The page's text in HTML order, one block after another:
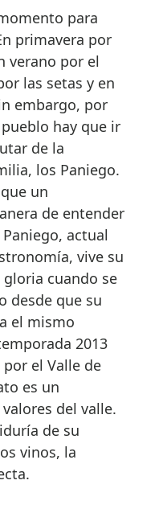
primavera por
verano por el
las setas y en
embargo, por
hay que ir
de la
los Paniego.
un
de entender
actual
vive su
cuando se
desde que su
el mismo
2013
el Valle de
es un
del valle.
de su
vinos, la